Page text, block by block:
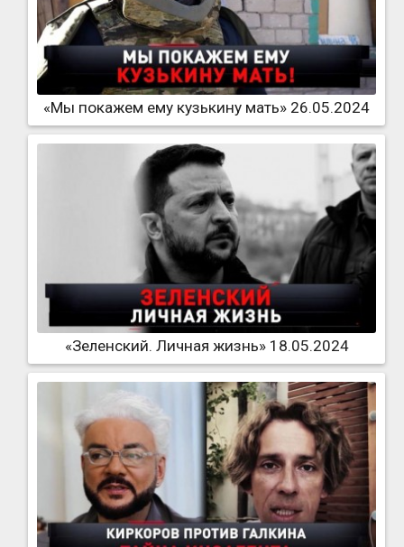
«Мы покажем ему кузькину мать» 26.05.2024
«Зеленский. Личная жизнь» 18.05.2024